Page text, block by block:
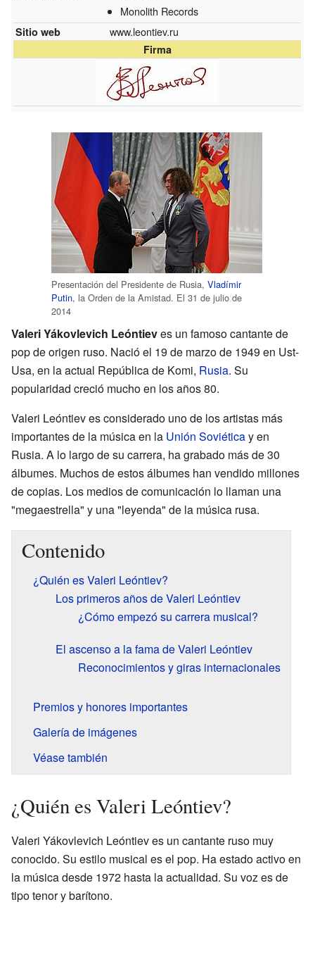
Monolith Records
Sitio web www.leontiev.ru
Firma
Presentación del Presidente de Rusia, Vladímir
Putin, la Orden de la Amistad. El 31 de julio de
2014
Valeri Yákovlevich Leóntieves un famoso cantante de
pop de origen ruso. Nació el 19 de marzo de 1949 en Ust-
Usa, en la actual República de Komi, Rusia. Su
popularidad creció mucho en los años 80.
Valeri Leóntiev es considerado uno de los artistas más
importantes de la música en la Unión Soviéticay en
Rusia. A lo largo de su carrera, ha grabado más de 30
álbumes. Muchos de estos álbumes han vendido millones
de copias. Los medios de comunicación lo llaman una
"megaestrella" y una "leyenda" de la música rusa.
Contenido
¿Quién es Valeri Leóntiev?
Los primeros años de Valeri Leóntiev
¿Cómo empezó su carrera musical?
El ascenso a la fama de Valeri Leóntiev
Reconocimientos y giras internacionales
Premios y honores importantes
Galería de imágenes
Véase también
¿Quién es Valeri Leóntiev?
Valeri Yákovlevich Leóntiev es un cantante ruso muy
conocido. Su estilo musical es el pop. Ha estado activo en
la música desde 1972 hasta la actualidad. Su voz es de
tipo tenor y barítono.